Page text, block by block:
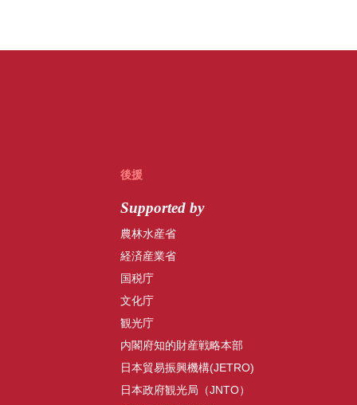
後援
Supported by
農林水産省
経済産業省
国税庁
文化庁
観光庁
内閣府知的財産戦略本部
日本貿易振興機構(JETRO)
日本政府観光局（JNTO）